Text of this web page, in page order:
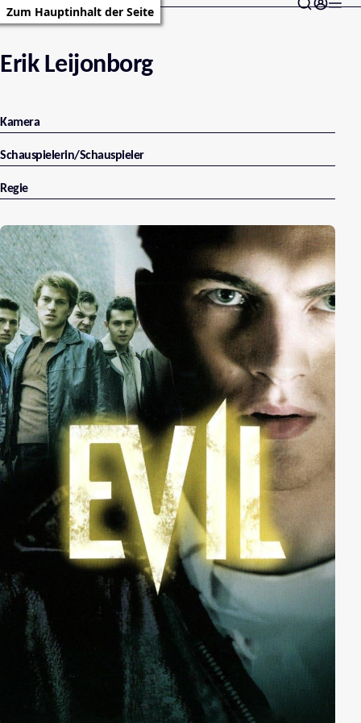
Zum Hauptinhalt der Seite
Erik Leijonborg
Kamera
Schauspielerin/Schauspieler
Regie